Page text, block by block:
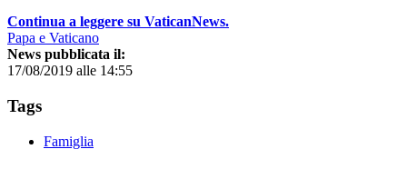
Continua a leggere su VaticanNews.
Papa e Vaticano
News pubblicata il:
17/08/2019 alle 14:55
Tags
Famiglia